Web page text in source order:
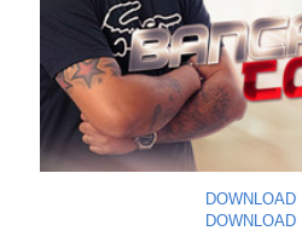
DOWNLOAD
DOWNLOAD